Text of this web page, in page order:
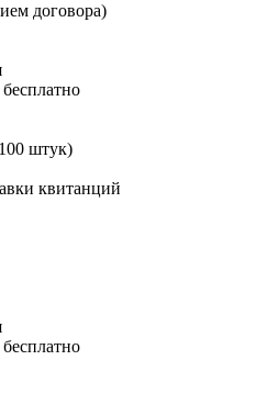
договора)
штук)
квитанций